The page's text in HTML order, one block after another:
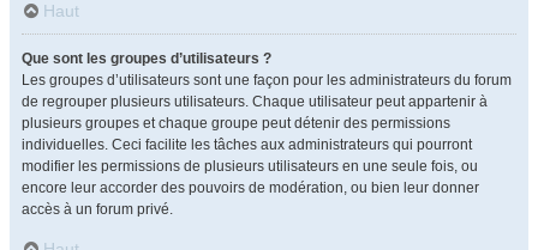
Haut
Que sont les groupes d’utilisateurs ?
Les groupes d’utilisateurs sont une façon pour les administrateurs du forum
de regrouper plusieurs utilisateurs. Chaque utilisateur peut appartenir à
plusieurs groupes et chaque groupe peut détenir des permissions
individuelles. Ceci facilite les tâches aux administrateurs qui pourront
modifier les permissions de plusieurs utilisateurs en une seule fois, ou
encore leur accorder des pouvoirs de modération, ou bien leur donner
accès à un forum privé.